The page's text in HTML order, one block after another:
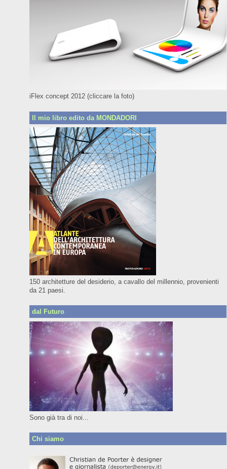
iFlex concept 2012 (cliccare la foto)
Il mio libro edito da MONDADORI
150 architetture del desiderio, a cavallo del millennio, provenienti
da 21 paesi.
dal Futuro
Sono già tra di noi...
Chi siamo